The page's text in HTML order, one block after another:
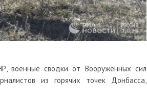
военные сводки от Вооруженных сил
из горячих точек Донбасса,